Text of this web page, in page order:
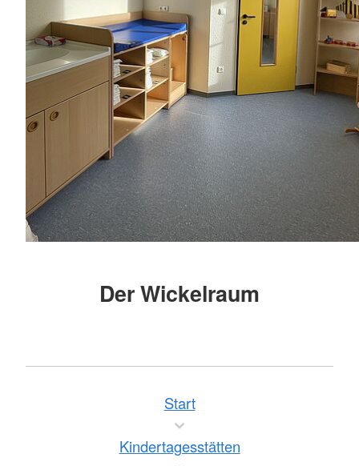
Der Wickelraum
Start
Kindertagesstätten